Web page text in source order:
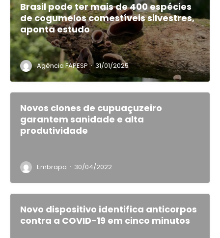
Brasil pode ter mais de 400 espécies
de cogumelos comestíveis silvestres,
aponta estudo
Agência FAPESP · 31/01/2025
Novos clones de cupuaçuzeiro
garantem sanidade e alta
produtividade
Embrapa · 30/04/2022
Novo dispositivo identifica anticorpos
contra a COVID-19 em cinco minutos